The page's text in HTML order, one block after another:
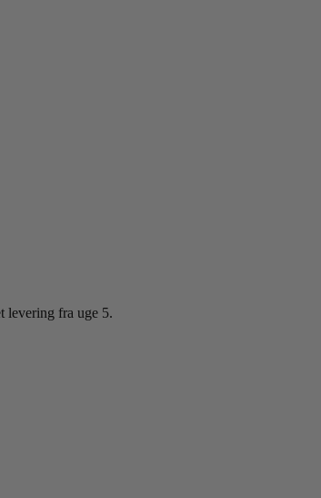
levering fra uge 5.